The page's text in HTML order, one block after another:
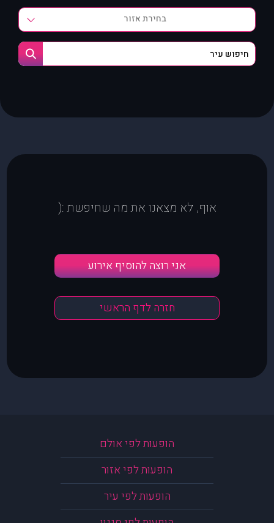
בחירת אזור
אוף, לא מצאנו את מה שחיפשת :(
אני רוצה להוסיף אירוע
חזרה לדף הראשי
הופעות לפי אולם
הופעות לפי אזור
הופעות לפי עיר